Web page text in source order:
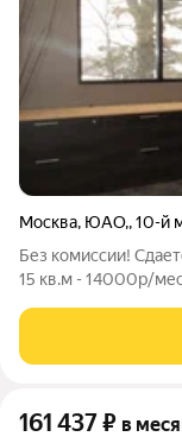
Москва, ЮАО,,10-й
Без комиссии!
15 кв.м - 14000р/
проведение
161 437₽ в